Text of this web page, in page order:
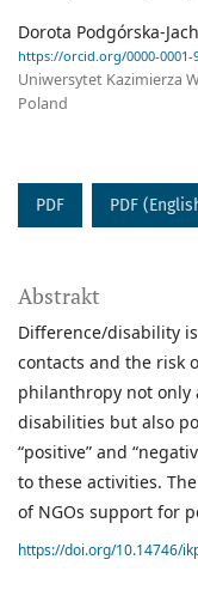
Dorota Podgórska-
https://orcid.org/0000-0001-
Uniwersytet Kazimierza
Poland
PDF PDF
Abstrakt
Difference/disability
contacts and the risk
philanthropy not
disabilities but also
“positive” and
to these activities.
of NGOs support for
https://doi.org/10.14746/